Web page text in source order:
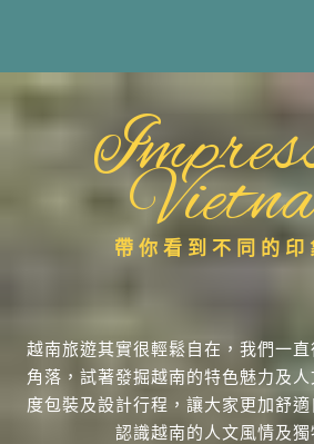
帶你看到不同的印
越南旅遊其實很輕鬆自在，我們一
角落，試著發掘越南的特色魅力及
度包裝及設計行程，讓大家更加舒
認識越南的人文風情及獨